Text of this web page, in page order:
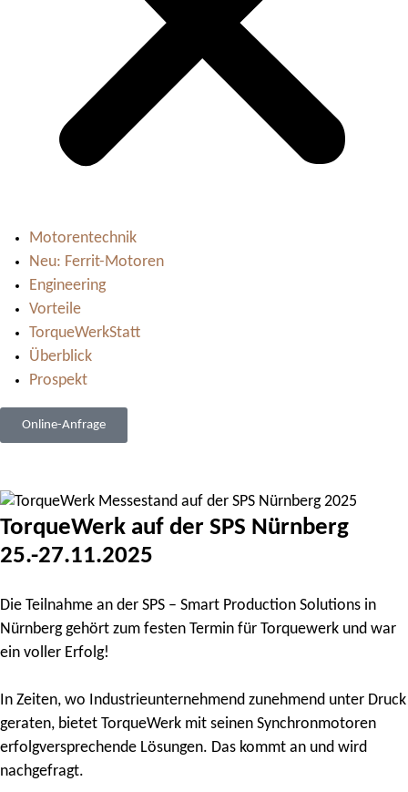
Motorentechnik
Neu: Ferrit-Motoren
Engineering
Vorteile
TorqueWerkStatt
Überblick
Prospekt
Online-Anfrage
TorqueWerk auf der SPS Nürnberg
25.-27.11.2025
Die Teilnahme an der SPS – Smart Production Solutions in
Nürnberg gehört zum festen Termin für Torquewerk und war
ein voller Erfolg!
In Zeiten, wo Industrieunternehmend zunehmend unter Druck
geraten, bietet TorqueWerk mit seinen Synchronmotoren
erfolgversprechende Lösungen. Das kommt an und wird
nachgefragt.